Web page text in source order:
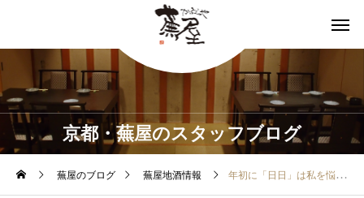
京都・蕪屋のスタッフブログ
蕪屋のブログ 蕪屋地酒情報 年初に「日日」は私を悩ませる。